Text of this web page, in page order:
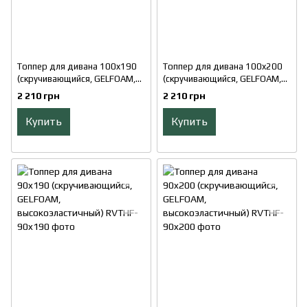
Топпер для дивана 100x190
(скручивающийся, GELFOAM,
высокоэластичный)
2 210 грн
Купить
Топпер для дивана 100x200
(скручивающийся, GELFOAM,
высокоэластичный)
2 210 грн
Купить